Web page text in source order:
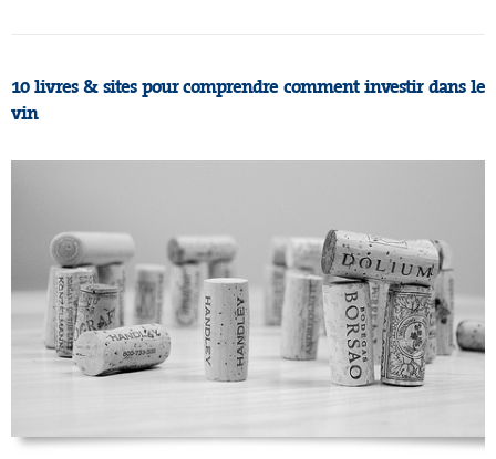
10 livres & sites pour comprendre comment investir dans le
vin